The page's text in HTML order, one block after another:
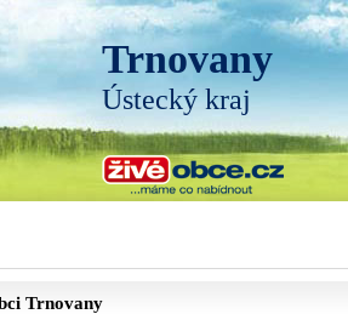
Trnovany
Ústecký kraj
Trnovany